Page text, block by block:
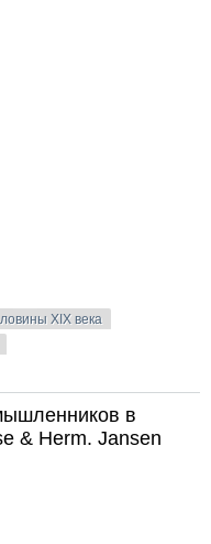
XIX века
в
& Herm. Jansen